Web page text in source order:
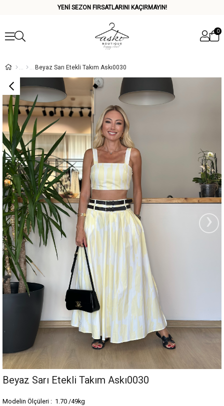
YENİ SEZON FIRSATLARINI KAÇIRMAYIN!
0
Beyaz Sarı Etekli Takım Askı0030
›
Beyaz Sarı Etekli Takım Askı0030
Modelin Ölçüleri : 1.70 /49kg